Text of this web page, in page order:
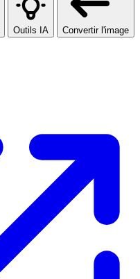
Outils IA Convertir l'image